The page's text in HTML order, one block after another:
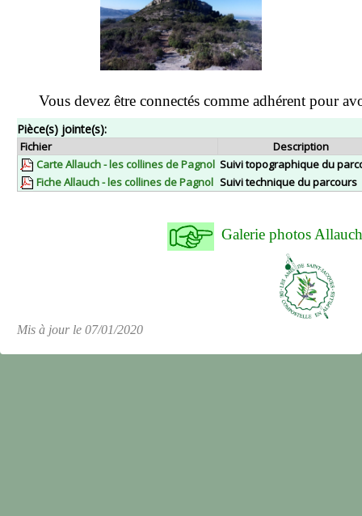
Vous devez être connectés comme adhérent pour
Pièce(s) jointe(s):
Fichier
Description
Carte Allauch - les collines de Pagnol Suivi topographique du
Fiche Allauch - les collines de Pagnol Suivi technique du parcours
Galerie photos
Mis à jour le 07/01/2020